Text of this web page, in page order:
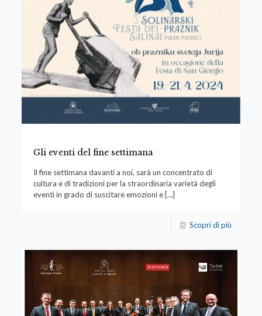
Gli eventi del fine settimana
Il fine settimana davanti a noi, sarà un concentrato di
cultura e di tradizioni per la straordinaria varietà degli
eventi in grado di suscitare emozioni e[…]
Scopri di più